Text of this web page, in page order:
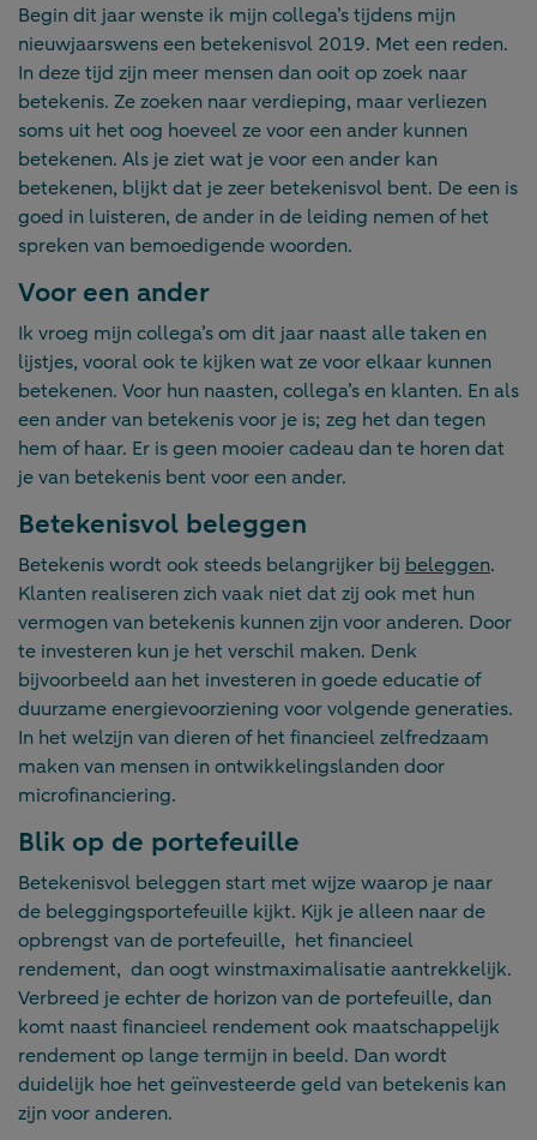
Begin dit jaar wenste ik mijn collega’s tijdens mijn
nieuwjaarswens een betekenisvol 2019. Met een reden.
In deze tijd zijn meer mensen dan ooit op zoek naar
betekenis. Ze zoeken naar verdieping, maar verliezen
soms uit het oog hoeveel ze voor een ander kunnen
betekenen. Als je ziet wat je voor een ander kan
betekenen, blijkt dat je zeer betekenisvol bent. De een is
goed in luisteren, de ander in de leiding nemen of het
spreken van bemoedigende woorden.
Voor een ander
Ik vroeg mijn collega’s om dit jaar naast alle taken en
lijstjes, vooral ook te kijken wat ze voor elkaar kunnen
betekenen. Voor hun naasten, collega’s en klanten. En als
een ander van betekenis voor je is; zeg het dan tegen
hem of haar. Er is geen mooier cadeau dan te horen dat
je van betekenis bent voor een ander.
Betekenisvol beleggen
Betekenis wordt ook steeds belangrijker bij beleggen.
Klanten realiseren zich vaak niet dat zij ook met hun
vermogen van betekenis kunnen zijn voor anderen. Door
te investeren kun je het verschil maken. Denk
bijvoorbeeld aan het investeren in goede educatie of
duurzame energievoorziening voor volgende generaties.
In het welzijn van dieren of het financieel zelfredzaam
maken van mensen in ontwikkelingslanden door
microfinanciering.
Blik op de portefeuille
Betekenisvol beleggen start met wijze waarop je naar
de beleggingsportefeuille kijkt. Kijk je alleen naar de
opbrengst van de portefeuille, het financieel
rendement, dan oogt winstmaximalisatie aantrekkelijk.
Verbreed je echter de horizon van de portefeuille, dan
komt naast financieel rendement ook maatschappelijk
rendement op lange termijn in beeld. Dan wordt
duidelijk hoe het geïnvesteerde geld van betekenis kan
zijn voor anderen.